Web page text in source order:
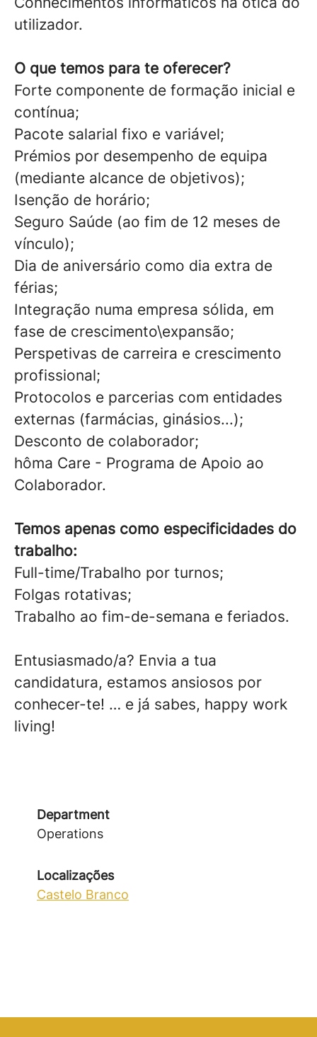
utilizador.
O que temos para te oferecer?
Forte componente de formação inicial e
contínua;
Pacote salarial fixo e variável;
Prémios por desempenho de equipa
(mediante alcance de objetivos);
Isenção de horário;
Seguro Saúde (ao fim de 12 meses de
vínculo);
Dia de aniversário como dia extra de
férias;
Integração numa empresa sólida, em
fase de crescimento\expansão;
Perspetivas de carreira e crescimento
profissional;
Protocolos e parcerias com entidades
externas (farmácias, ginásios...);
Desconto de colaborador;
hôma Care - Programa de Apoio ao
Colaborador.
Temos apenas como especificidades do
trabalho:
Full-time/Trabalho por turnos;
Folgas rotativas;
Trabalho ao fim-de-semana e feriados.
Entusiasmado/a? Envia a tua
candidatura, estamos ansiosos por
conhecer-te! … e já sabes, happy work
living!
Department
Operations
Localizações
Castelo Branco